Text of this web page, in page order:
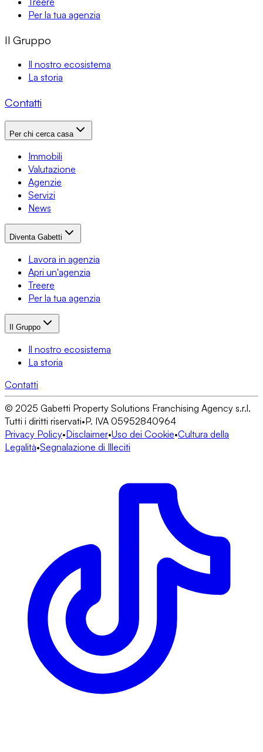
Per la tua agenzia
Il Gruppo
Il nostro ecosistema
La storia
Contatti
Per chi cerca casa
Immobili
Valutazione
Agenzie
Servizi
News
Diventa Gabetti
Lavora in agenzia
Apri un'agenzia
Treere
Per la tua agenzia
Il Gruppo
Il nostro ecosistema
La storia
Contatti
© 2025 Gabetti Property Solutions Franchising Agency s.r.l.
Tutti i diritti riservati•P. IVA 05952840964
Privacy Policy•Disclaimer•Uso dei Cookie•Cultura della
Legalità•Segnalazione di Illeciti